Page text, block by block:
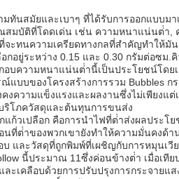
ทันสมัยและเบาๆ ที่ได้รับการออกแบบม
สมบัติที่โดดเด่น เช่น ความหนาแน่นต่ํา,
ะทนความเครียดทางกลที่สําคัญทําให้มั
กอยู่ระหว่าง 0.15 และ 0.30 กรัมต่อซม
ความหนาแน่นต่ํานี้เป็นประโยชน์โดย
แบบของโครงสร้างการรวม Bubbles ก
งความแข็งแรงและผลงานซึ่งไม่เพียงแ
ริโภควัสดุและต้นทุนการขนส่ง
ก้วเปลือก คือการนําไฟที่ต่ําส่งผลประโ
นที่ต่ําของพวกเขายังทําให้ความมั่นคง
และวัสดุที่ถูกพิมพ์ที่เผชิญกับการหมุนเวี
นี้ประมาณ 11ซึ่งค่อนข้างต่ํา เมื่อเ
ะเคลือบด้วยการปรับปรุงการกระจายแ